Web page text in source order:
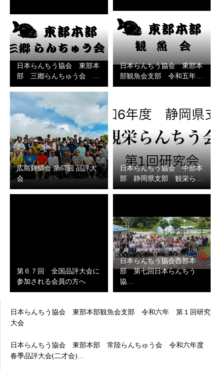
日本らんちう協会 東部本
部 三鄕らんちゅう会 …
日本らんちう協会 東部本
部観魚会支部 令和五年…
広島錦鱗会 第67回 品評大
会
日本らんちう協会 中部本
部 静岡県支部 観栄ら…
第６７回 全国品評大会に
参加される会員の方へ
日本らんちう協会西部本
部 第七回日本らんちう
協…
日本らんちう協会 東部本部観魚会支部 令和六年 第１回研究
大会
日本らんちう協会 東部本部 常陸らんちゅう会 令和六年度
春季品評大会(二才会)…